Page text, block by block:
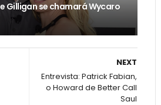
Gilligan se chamará Wycaro
NEXT
Entrevista: Patrick Fabian,
o Howard de Better Call
Saul